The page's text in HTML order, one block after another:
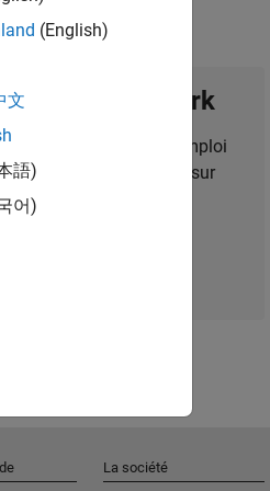
Talent Network
des opportunités d'emploi
articles et des actualités sur
(English)
文
語)
어)
La société